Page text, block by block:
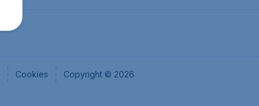
Cookies Copyright © 2026